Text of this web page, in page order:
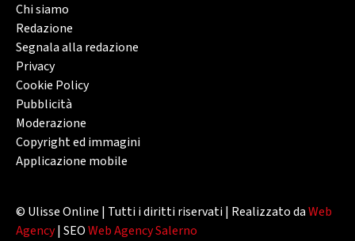
Chi siamo
Redazione
Segnala alla redazione
Privacy
Cookie Policy
Pubblicità
Moderazione
Copyright ed immagini
Applicazione mobile
© Ulisse Online | Tutti i diritti riservati | Realizzato daWeb
Agency| SEOWeb Agency Salerno